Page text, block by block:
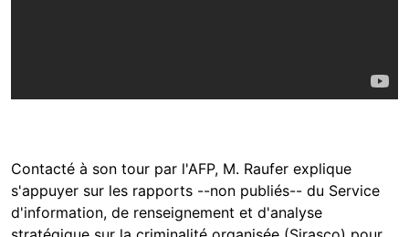
Contacté à son tour par l'AFP, M. Raufer explique
s'appuyer sur les rapports --non publiés-- du Service
d'information, de renseignement et d'analyse